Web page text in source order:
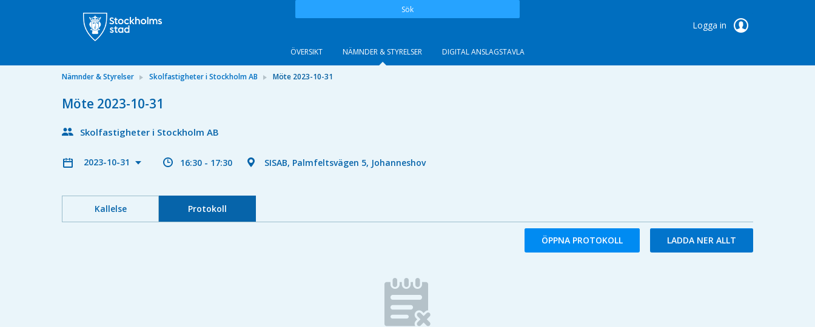
Sök
Logga in
ÖVERSIKT NÄMNDER & STYRELSER DIGITAL ANSLAGSTAVLA
Nämnder & Styrelser Skolfastigheter i Stockholm AB Möte 2023-10-31
Möte 2023-10-31
Skolfastigheter i Stockholm AB
2023-10-31 16:30 - 17:30 SISAB, Palmfeltsvägen 5, Johanneshov
Kallelse Protokoll
ÖPPNA PROTOKOLL LADDA NER ALLT